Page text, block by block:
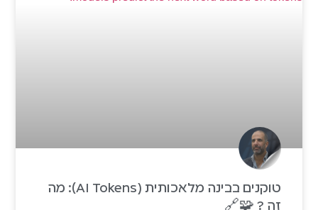
טוקנים בבינה מלאכותית (AI Tokens): מה
זה ? 🧩🔗